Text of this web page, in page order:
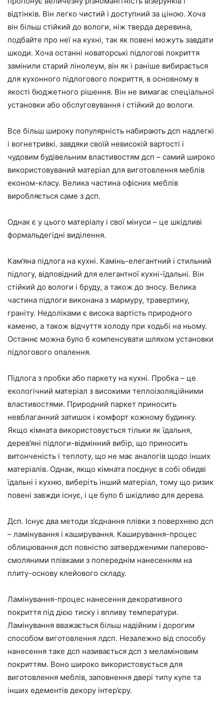
відтінків. Він легко чистий і доступний за ціною. Хоча
він більш стійкий до вологи, ніж тверда деревина,
подбайте про неї на кухні, так як повені можуть завдати
шкоди. Хоча останні новаторські підлогові покриття
замінили старий лінолеум, він як і раніше вибирається
для кухонного підлогового покриття, в основному в
якості бюджетного рішення. Він не вимагає спеціальної
установки або обслуговування і стійкий до вологи.
Все більш широку популярність набирають дсп надлегкі
і вогнетривкі. завдяки своїй невисокій вартості і
чудовим будівельним властивостям дсп – самий широко
використовуваний матеріал для виготовлення меблів
економ-класу. Велика частина офісних меблів
виробляється саме з дсп.
Однак є у цього матеріалу і свої мінуси – це шкідливі
формальдегідні виділення.
Кам’яна підлога на кухні. Камінь-елегантний і стильний
підлогу, відповідний для елегантної кухні-їдальні. Він
стійкий до вологи і бруду, а також до зносу. Велика
частина підлоги виконана з мармуру, травертину,
граніту. Недоліками є висока вартість природного
каменю, а також відчуття холоду при ходьбі на ньому.
Останнє можна було б компенсувати шляхом установки
підлогового опалення.
Підлога з пробки або паркету на кухні. Пробка – це
екологічний матеріал з високими теплоізоляційними
властивостями. Природний паркет приносить
невблаганний затишок і комфорт кожному будинку.
Якщо кімната використовується тільки як їдальня,
дерев’яні підлоги-відмінний вибір, що приносить
витонченість і теплоту, що не має аналогів щодо інших
матеріалів. Однак, якщо кімната поєднує в собі обидві
їдальні і кухню, виберіть інший матеріал, тому що ризик
повені завжди існує, і це було б шкідливо для дерева.
Дсп. Існує два методи з’єднання плівки з поверхнею дсп
– ламінування і каширування. Каширування-процес
облицювання дсп повністю затвердженими паперово-
смоляними плівками з попереднім нанесенням на
плиту-основу клейового складу.
Ламінування-процес нанесення декоративного
покриття під дією тиску і впливу температури.
Ламінування вважається більш надійним і дорогим
способом виготовлення лдсп. Незалежно від способу
нанесення таке дсп називається дсп з меламіновим
покриттям. Воно широко використовується для
виготовлення меблів, заповнення двері типу купе та
інших едементів декору інтер’єру.